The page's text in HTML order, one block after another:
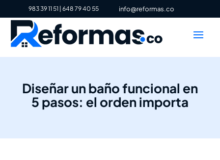
983 39 11 51| 648 79 40 55 info@reformas.co
Diseñar un baño funcional en
5 pasos: el orden importa